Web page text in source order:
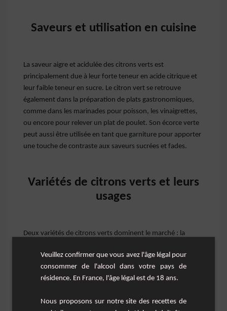
Saveurs et utilisation en cuisine
La saveur aigre et acidulée des citrons verts est
principalement due à leur forte teneur en acide citrique et
leur faible teneur en sucre. Le citron vert se retrouve
également dans la préparation de plats gastronomiques,
comme dans les marinades pour poisson, les vinaigrettes,
ou encore pour relever un plat de poulet. Son écorce verte
peut aussi être utilisée en tant que garniture pour apporter
une touche de contraste aux saveurs sucrées et fades.
Variétés de citrons verts et leurs
usages
Deux variétés de citrons verts dominent le marché : la
"à gros fruits" venant de Tahiti ou de Perse. Le citron vert
persan, en particulier, est la variété la plus utilisée dans les
cocktails contemporains en raison de sa taille, de sa peau
Veuillez confirmer que vous avez l'âge légal pour
consommer de l'alcool dans votre pays de
résidence. En France, l'âge légal est de 18 ans.
Nous proposons sur notre site des recettes de